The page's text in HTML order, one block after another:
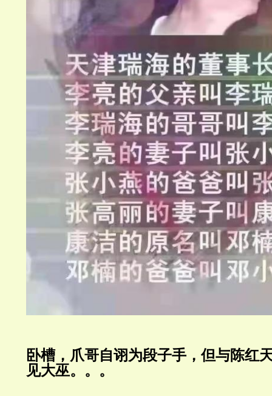
卧槽，爪哥自诩为段子手，但与陈红
见大巫。。。